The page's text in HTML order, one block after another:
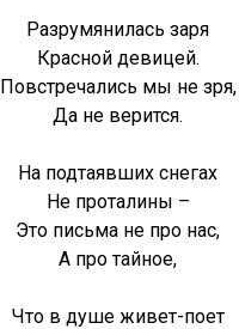
Разрумянилась заря
Красной девицей.
Повстречались мы не зря,
Да не верится.
На подтаявших снегах
Не проталины –
Это письма не про нас,
А про тайное,
Что в душе живет-поет